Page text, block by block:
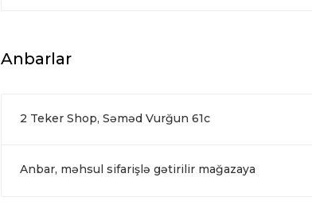
Anbarlar
2 Teker Shop, Səməd Vurğun 61c
Anbar, məhsul sifarişlə gətirilir mağazaya